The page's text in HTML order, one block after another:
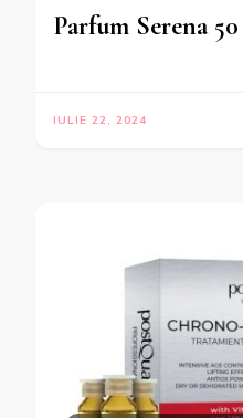
Parfum Serena
IULIE 22, 2024